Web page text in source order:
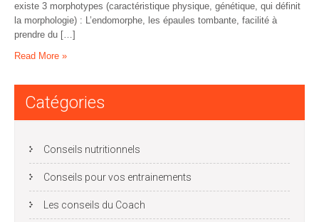
existe 3 morphotypes (caractéristique physique, génétique, qui définit
la morphologie) : L’endomorphe, les épaules tombante, facilité à
prendre du […]
Read More »
Catégories
Conseils nutritionnels
Conseils pour vos entrainements
Les conseils du Coach